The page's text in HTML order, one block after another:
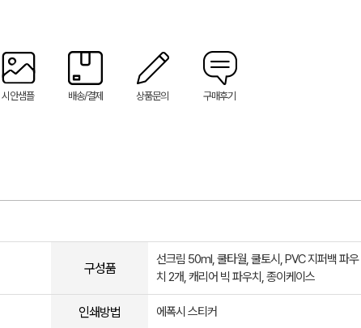
시안샘플 배송/결제 상품문의 구매후기
구성품
선크림 50ml, 쿨타월, 쿨토시, PVC 지퍼백 파우
치 2개, 캐리어 빅 파우치, 종이케이스
인쇄방법 에폭시 스티커